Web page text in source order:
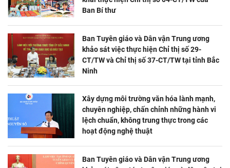
Ban Bí thư
Ban Tuyên giáo và Dân vận Trung ương
khảo sát việc thực hiện Chỉ thị số 29-
CT/TW và Chỉ thị số 37-CT/TW tại tỉnh Bắc
Ninh
Xây dựng môi trường văn hóa lành mạnh,
chuyên nghiệp, chấn chỉnh những hành vi
lệch chuẩn, không trung thực trong các
hoạt động nghệ thuật
Ban Tuyên giáo và Dân vận Trung ương